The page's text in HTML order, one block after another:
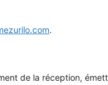
.
de la réception,